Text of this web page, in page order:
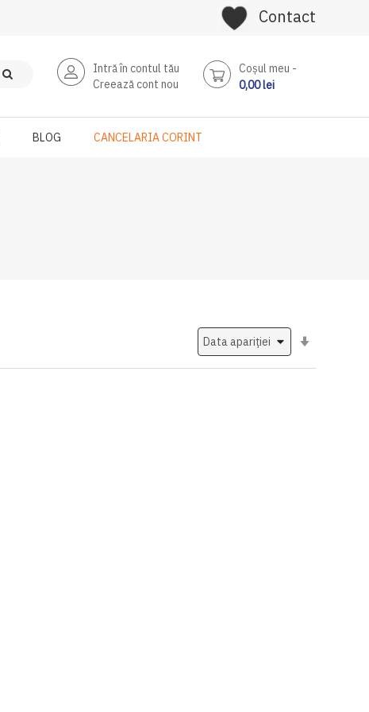
Contact
Intră în contul tău
Creează cont nou
Coşul meu
0,00 lei
BLOG CANCELARIA CORINT